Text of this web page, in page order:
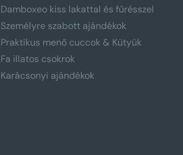
Damboxeo kiss lakattal és fűrésszel
Személyre szabott ajándékok
Praktikus menő cuccok & Kütyük
Fa illatos csokrok
Karácsonyi ajándékok